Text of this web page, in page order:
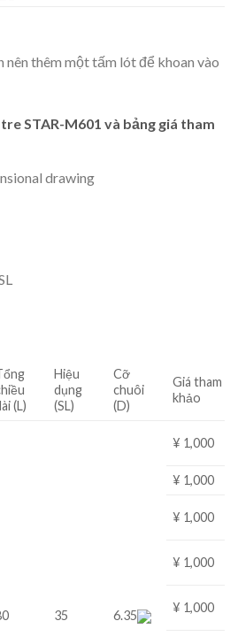
nên thêm một tấm lót để khoan vào
STAR-M601 và bảng giá tham
(L)
Hiệu
dụng
(SL)
Cỡ
chuôi
(D)
Giá tham
khảo
35 6.35
¥ 1,000
¥ 1,000
¥ 1,000
¥ 1,000
¥ 1,000